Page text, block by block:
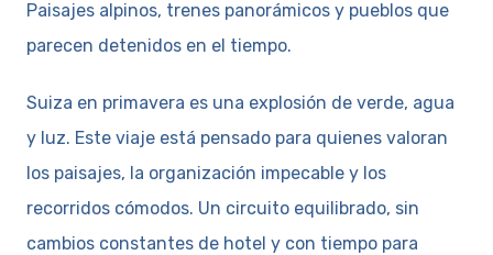
Paisajes alpinos, trenes panorámicos y pueblos que
parecen detenidos en el tiempo.
Suiza en primavera es una explosión de verde, agua
y luz. Este viaje está pensado para quienes valoran
los paisajes, la organización impecable y los
recorridos cómodos. Un circuito equilibrado, sin
cambios constantes de hotel y con tiempo para